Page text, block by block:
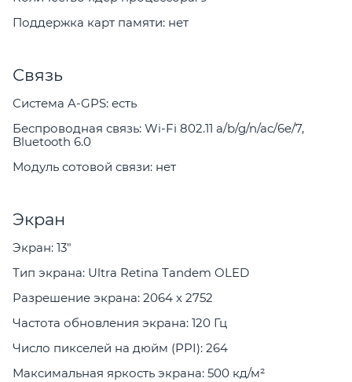
Поддержка карт памяти: нет
Связь
Система A-GPS: есть
Беспроводная связь: Wi-Fi 802.11 a/b/g/n/ac/6e/7,
Bluetooth 6.0
Модуль сотовой связи: нет
Экран
Экран: 13"
Тип экрана: Ultra Retina Tandem OLED
Разрешение экрана: 2064 x 2752
Частота обновления экрана: 120 Гц
Число пикселей на дюйм (PPI): 264
Максимальная яркость экрана: 500 кд/м²